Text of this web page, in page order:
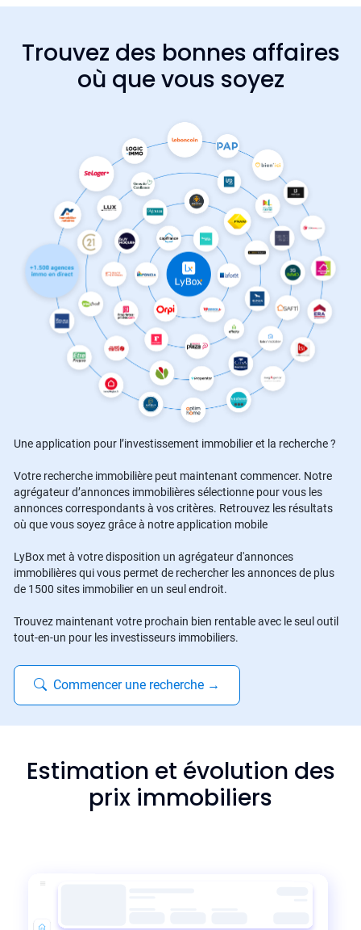
Trouvez des bonnes affaires
où que vous soyez
Une application pour l’investissement immobilier et la recherche ?
Votre recherche immobilière peut maintenant commencer. Notre
agrégateur d’annonces immobilières sélectionne pour vous les
annonces correspondants à vos critères. Retrouvez les résultats
où que vous soyez grâce à notre application mobile
LyBox met à votre disposition un agrégateur d'annonces
immobilières qui vous permet de rechercher les annonces de plus
de 1500 sites immobilier en un seul endroit.
Trouvez maintenant votre prochain bien rentable avec le seul outil
tout-en-un pour les investisseurs immobiliers.
Commencer une recherche →
Estimation et évolution des
prix immobiliers